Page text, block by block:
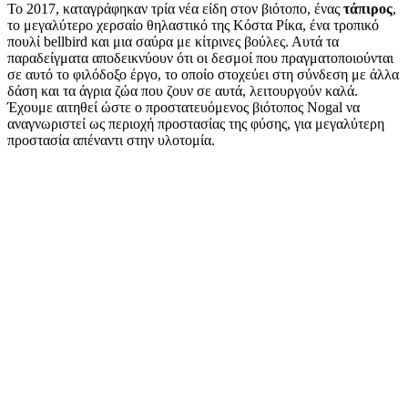
Το 2017, καταγράφηκαν τρία νέα είδη στον βιότοπο, ένας τάπιρος,
το μεγαλύτερο χερσαίο θηλαστικό της Κόστα Ρίκα, ένα τροπικό
πουλί bellbird και μια σαύρα με κίτρινες βούλες. Αυτά τα
παραδείγματα αποδεικνύουν ότι οι δεσμοί που πραγματοποιούνται
σε αυτό το φιλόδοξο έργο, το οποίο στοχεύει στη σύνδεση με άλλα
δάση και τα άγρια ζώα που ζουν σε αυτά, λειτουργούν καλά.
Έχουμε αιτηθεί ώστε ο προστατευόμενος βιότοπος Nogal να
αναγνωριστεί ως περιοχή προστασίας της φύσης, για μεγαλύτερη
προστασία απέναντι στην υλοτομία.